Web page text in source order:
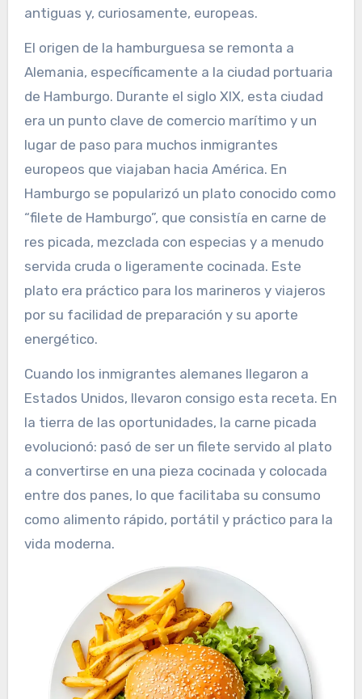
antiguas y, curiosamente, europeas.
El origen de la hamburguesa se remonta a
Alemania, específicamente a la ciudad portuaria
de Hamburgo. Durante el siglo XIX, esta ciudad
era un punto clave de comercio marítimo y un
lugar de paso para muchos inmigrantes
europeos que viajaban hacia América. En
Hamburgo se popularizó un plato conocido como
“filete de Hamburgo”, que consistía en carne de
res picada, mezclada con especias y a menudo
servida cruda o ligeramente cocinada. Este
plato era práctico para los marineros y viajeros
por su facilidad de preparación y su aporte
energético.
Cuando los inmigrantes alemanes llegaron a
Estados Unidos, llevaron consigo esta receta. En
la tierra de las oportunidades, la carne picada
evolucionó: pasó de ser un filete servido al plato
a convertirse en una pieza cocinada y colocada
entre dos panes, lo que facilitaba su consumo
como alimento rápido, portátil y práctico para la
vida moderna.